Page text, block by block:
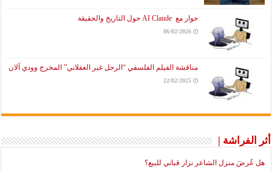
حوار مع AI Claude حول التاريخ والحقيقة
06/02/2026
مناقشة الفيلم الفلسفي “الرجل غير العقلاني” المخرج وودي آلان
22/02/2025
أثر الفراشة |
هل عُرضَ منزل الشاعر نزار قباني للبيع؟